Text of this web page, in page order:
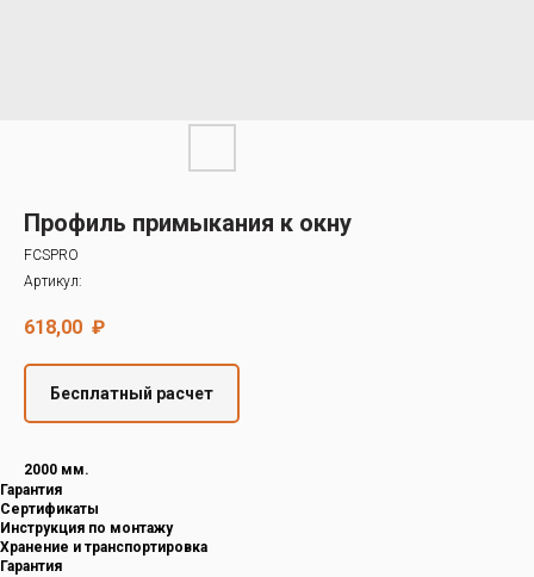
Профиль примыкания к окну
FCSPRO
Артикул:
618,00 ₽
Бесплатный расчет
2000 мм.
Гарантия
Сертификаты
Инструкция по монтажу
Хранение и транспортировка
Гарантия